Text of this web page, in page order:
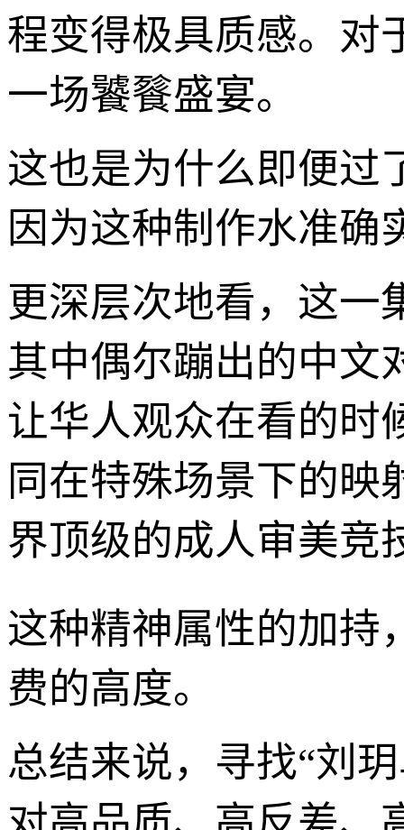
程变得极具质感。对
一场饕餮盛宴。
这也是为什么即便过
因为这种制作水准确
更深层次地看，这一
其中偶尔蹦出的中文
让华人观众在看的时
同在特殊场景下的映
界顶级的成人审美竞
这种精神属性的加持
费的高度。
总结来说，寻找“刘